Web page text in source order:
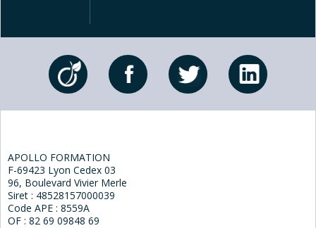
APOLLO FORMATION
F-69423 Lyon Cedex 03
96, Boulevard Vivier Merle
Siret : 48528157000039
Code APE : 8559A
OF : 82 69 09848 69